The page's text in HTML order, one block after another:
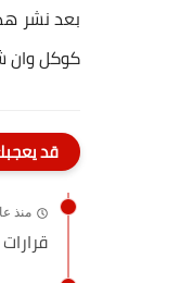
بعد نشر
كوكل وان
قد
منذ